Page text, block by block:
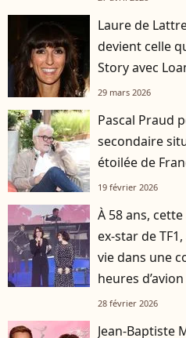
Laure de
devient celle
Story avec
29 mars 2026
Pascal Praud
secondaire
étoilée de
19 février 2026
À 58 ans,
ex-star de
vie dans une
heures
28 février 2026
Jean-Baptiste